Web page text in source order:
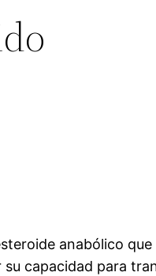
anabólico
capacidad para